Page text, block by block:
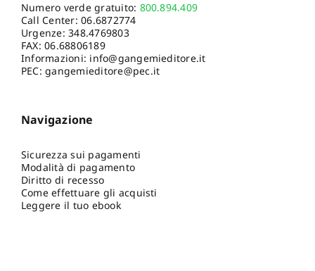
Numero verde gratuito: 800.894.409
Call Center:06.6872774
Urgenze:348.4769803
FAX: 06.68806189
Informazioni: info@gangemieditore.it
PEC: gangemieditore@pec.it
Navigazione
Sicurezza sui pagamenti
Modalità di pagamento
Diritto di recesso
Come effettuare gli acquisti
Leggere il tuo ebook